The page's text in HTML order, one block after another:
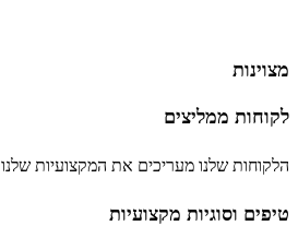
מצוינות
לקוחות ממליצים
הלקוחות שלנו מעריכים את המקצועיות שלנו
טיפים וסוגיות מקצועיות